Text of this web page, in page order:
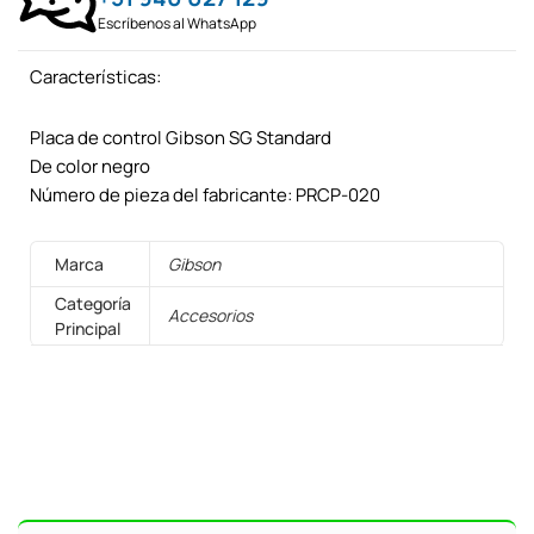
Escríbenos al WhatsApp
Características:
Placa de control Gibson SG Standard
De color negro
Número de pieza del fabricante: PRCP-020
Marca
Gibson
Categoría
Principal
Accesorios